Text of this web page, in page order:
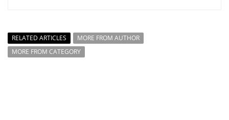
RELATED ARTICLES
MORE FROM AUTHOR
MORE FROM CATEGORY